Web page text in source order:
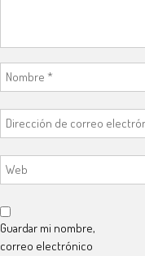
Guardar mi nombre,
correo electrónico